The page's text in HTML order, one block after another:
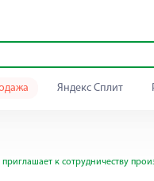
Яндекс Сплит
к сотрудничеству